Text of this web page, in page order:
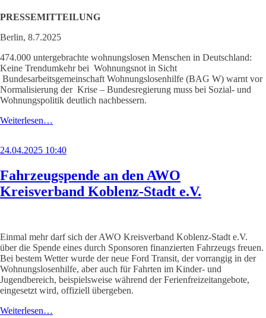
PRESSEMITTEILUNG
Berlin, 8.7.2025
474.000 untergebrachte wohnungslosen Menschen in Deutschland:
Keine Trendumkehr bei Wohnungsnot in Sicht
Bundesarbeitsgemeinschaft Wohnungslosenhilfe (BAG W) warnt vor
Normalisierung der Krise – Bundesregierung muss bei Sozial- und
Wohnungspolitik deutlich nachbessern.
Weiterlesen…
24.04.2025 10:40
Fahrzeugspende an den AWO
Kreisverband Koblenz-Stadt e.V.
Einmal mehr darf sich der AWO Kreisverband Koblenz-Stadt e.V.
über die Spende eines durch Sponsoren finanzierten Fahrzeugs freuen.
Bei bestem Wetter wurde der neue Ford Transit, der vorrangig in der
Wohnungslosenhilfe, aber auch für Fahrten im Kinder- und
Jugendbereich, beispielsweise während der Ferienfreizeitangebote,
eingesetzt wird, offiziell übergeben.
Weiterlesen…